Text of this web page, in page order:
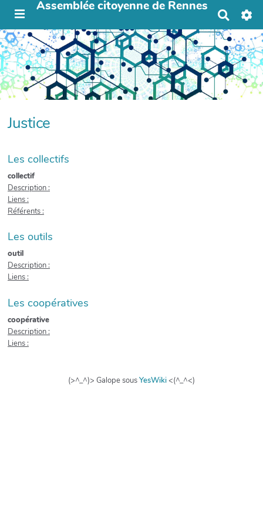
Assemblée citoyenne de Rennes
c
h
e
r
c
Justice
Les collectifs
collectif
Description :
Liens :
Référents :
Les outils
outil
Description :
Liens :
Les coopératives
coopérative
Description :
Liens :
(>^_^)> Galope sousYesWiki<(^_^<)